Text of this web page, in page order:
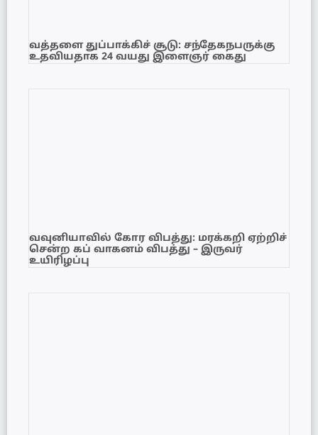
வத்தளை துப்பாக்கிச் சூடு: சந்தேகநபருக்கு
உதவியதாக 24 வயது இளைஞர் கைது
வவுனியாவில் கோர விபத்து: மரக்கறி ஏற்றிச்
சென்ற கப் வாகனம் விபத்து – இருவர்
உயிரிழப்பு